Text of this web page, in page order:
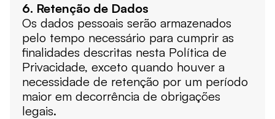
6. Retenção de Dados
Os dados pessoais serão armazenados
pelo tempo necessário para cumprir as
finalidades descritas nesta Política de
Privacidade, exceto quando houver a
necessidade de retenção por um período
maior em decorrência de obrigações
legais.